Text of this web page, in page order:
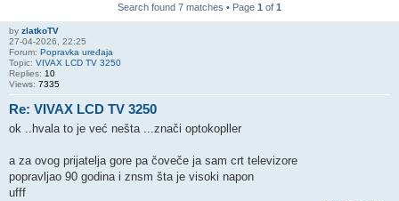
Search found 7 matches • Page 1 of 1
by zlatkoTV
27-04-2026, 22:25
Forum: Popravka uređaja
Topic: VIVAX LCD TV 3250
Replies: 10
Views: 7335
Re: VIVAX LCD TV 3250
ok ..hvala to je već nešta ...znači optokopller
a za ovog prijatelja gore pa čoveče ja sam crt televizore
popravljao 90 godina i znsm šta je visoki napon
ufff